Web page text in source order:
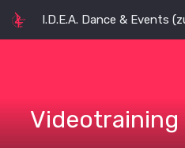
I.D.E.A. Dance & Events
Videotraining